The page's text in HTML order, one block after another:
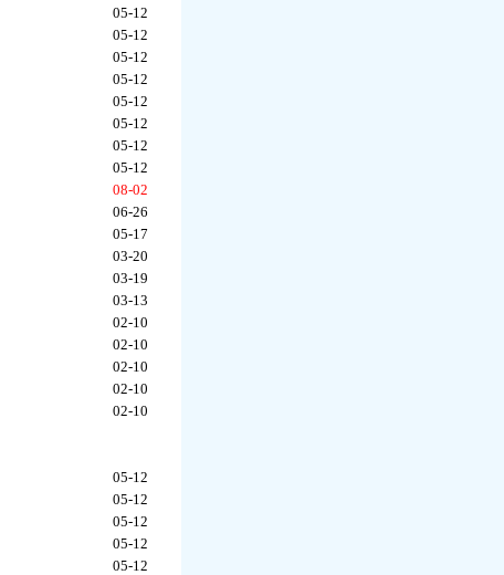
05-12
05-12
05-12
05-12
05-12
05-12
05-12
05-12
08-02
06-26
05-17
03-20
03-19
03-13
02-10
02-10
02-10
02-10
02-10
05-12
05-12
05-12
05-12
05-12